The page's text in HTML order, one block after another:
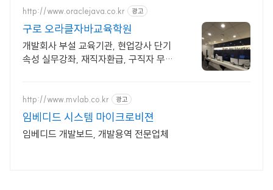
http://www.oraclejava.co.kr 광고
구로 오라클자바교육학원
개발회사 부설 교육기관, 현업강사 단기
속성 실무강좌, 재직자환급, 구직자 무료
http://www.mvlab.co.kr 광고
임베디드 시스템 마이크로비젼
임베디드 개발보드, 개발용역 전문업체